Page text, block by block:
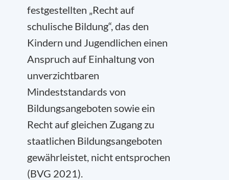
festgestellten „Recht auf
schulische Bildung“, das den
Kindern und Jugendlichen einen
Anspruch auf Einhaltung von
unverzichtbaren
Mindeststandards von
Bildungsangeboten sowie ein
Recht auf gleichen Zugang zu
staatlichen Bildungsangeboten
gewährleistet, nicht entsprochen
(BVG 2021).